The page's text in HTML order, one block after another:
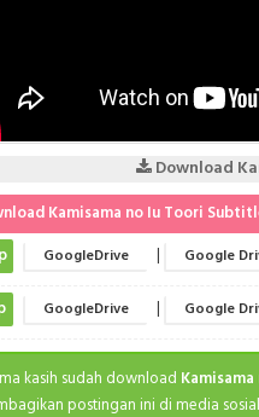
Download
Kamisama no Iu Toori
GoogleDrive | Google
GoogleDrive | Google
kasih sudah download
postingan ini di media